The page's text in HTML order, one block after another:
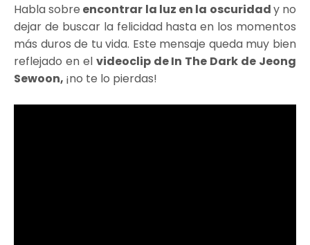
Habla sobre encontrar la luz en la oscuridady no
dejar de buscar la felicidad hasta en los momentos
más duros de tu vida. Este mensaje queda muy bien
reflejado en el videoclip de In The Dark de Jeong
Sewoon, ¡no te lo pierdas!